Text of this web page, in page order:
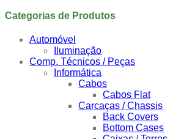
Categorias de Produtos
Automóvel
Iluminação
Comp. Técnicos / Peças
Informática
Cabos
Cabos Flat
Carcaças / Chassis
Back Covers
Bottom Cases